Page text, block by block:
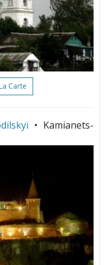
Carte
• Kamianets-